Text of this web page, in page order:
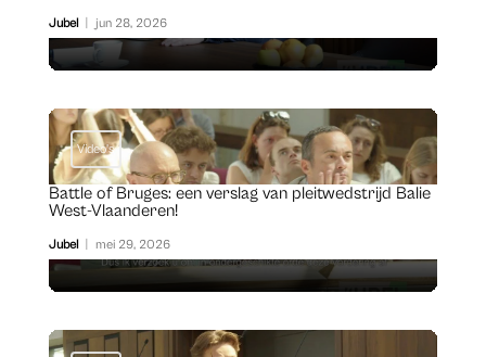
Jubel jun 28, 2026
Video's
Battle of Bruges: een verslag van pleitwedstrijd Balie
West-Vlaanderen!
Jubel mei 29, 2026